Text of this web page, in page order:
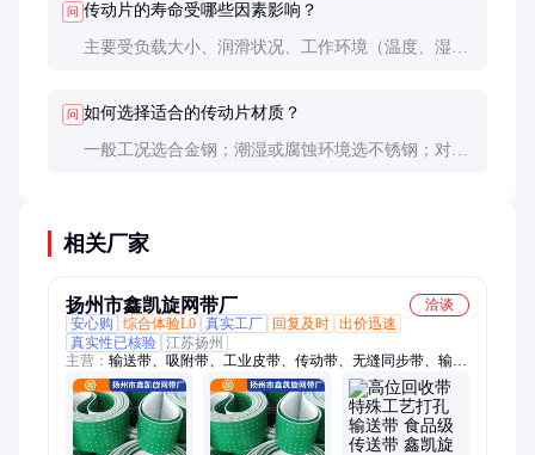
问 传动片的寿命受哪些因素影响？
主要受负载大小、润滑状况、工作环境（温度、湿
问 如何选择适合的传动片材质？
一般工况选合金钢；潮湿或腐蚀环境选不锈钢；对重
相关厂家
扬州市鑫凯旋网带厂
洽谈
安心购
综合体验L0 真实工厂 回复及时 出价迅速
真实性已核验 江苏扬州
主营： 输送带、吸附带、工业皮带、传动带、无缝同步带、输送
皮带